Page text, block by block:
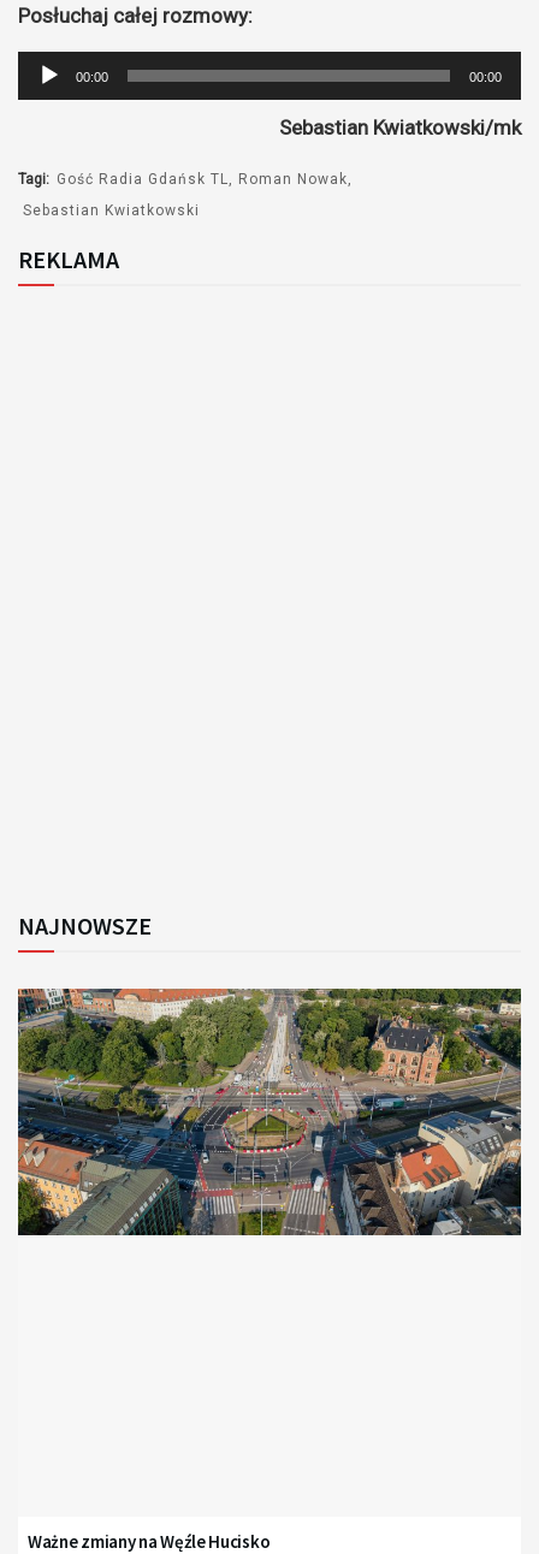
Posłuchaj całej rozmowy:
Odtwarzacz
plików
00:00 00:00
Sebastian Kwiatkowski/mk
Tagi: Gość Radia Gdańsk TL
Roman Nowak
Sebastian Kwiatkowski
REKLAMA
NAJNOWSZE
Ważne zmiany na Węźle Hucisko